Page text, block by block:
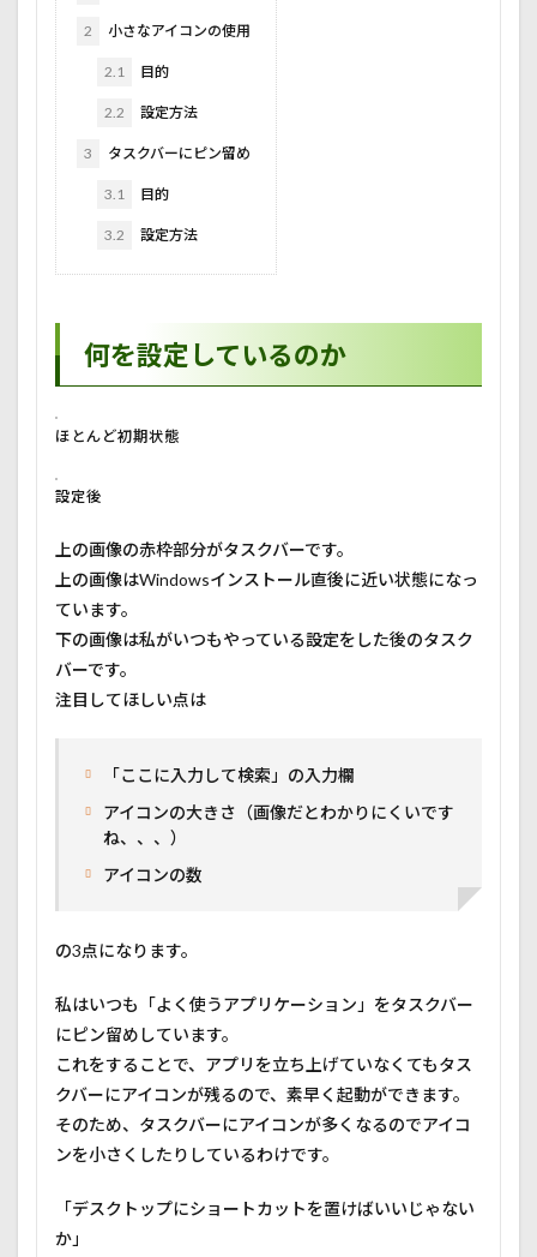
2 小さなアイコンの使用
2.1 目的
2.2 設定方法
3 タスクバーにピン留め
3.1 目的
3.2 設定方法
何を設定しているのか
ほとんど初期状態
設定後
上の画像の赤枠部分がタスクバーです。
上の画像はWindowsインストール直後に近い状態になっ
ています。
下の画像は私がいつもやっている設定をした後のタスク
バーです。
注目してほしい点は
「ここに入力して検索」の入力欄
アイコンの大きさ（画像だとわかりにくいです
ね、、、）
アイコンの数
の3点になります。
私はいつも「よく使うアプリケーション」をタスクバー
にピン留めしています。
これをすることで、アプリを立ち上げていなくてもタス
クバーにアイコンが残るので、素早く起動ができます。
そのため、タスクバーにアイコンが多くなるのでアイコ
ンを小さくしたりしているわけです。
「デスクトップにショートカットを置けばいいじゃない
か」